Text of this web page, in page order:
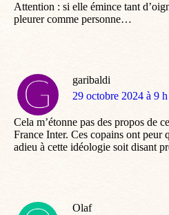
Attention : si elle émince tant
pleurer comme personne…
garibaldi
dit
29 octobre 2024 à 9
Cela m’étonne pas des propos de
France Inter. Ces copains ont peur
adieu à cette idéologie soit disant
Olaf